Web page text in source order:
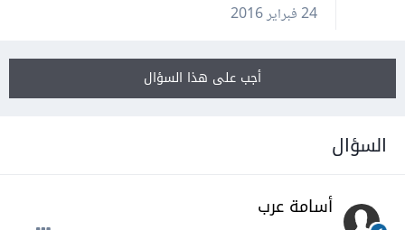
24 فبراير 2016
أجب على هذا السؤال
السؤال
أسامة عرب